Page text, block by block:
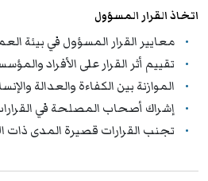
اتخاذ القرار المسؤول
معايير القرار المسؤول في بيئة
تقييم أثر القرار على الأفراد
الموازنة بين الكفاءة والعدالة
إشراك أصحاب المصلحة في
تجنب القرارات قصيرة المدى ذات